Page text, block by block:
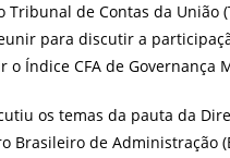
de Contas da União
para discutir a
Índice CFA de Governança
os temas da pauta da
Brasileiro de